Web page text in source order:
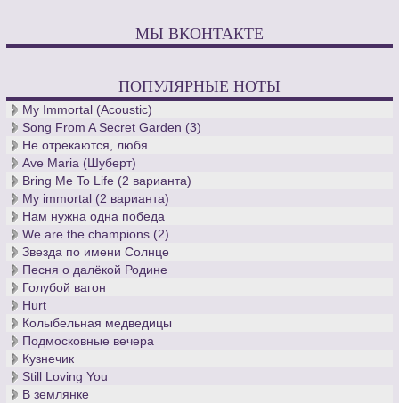
МЫ ВКОНТАКТЕ
ПОПУЛЯРНЫЕ НОТЫ
My Immortal (Acoustic)
Song From A Secret Garden (3)
Не отрекаются, любя
Ave Maria (Шуберт)
Bring Me To Life (2 варианта)
My immortal (2 варианта)
Нам нужна одна победа
We are the champions (2)
Звезда по имени Солнце
Песня о далёкой Родине
Голубой вагон
Hurt
Колыбельная медведицы
Подмосковные вечера
Кузнечик
Still Loving You
В землянке